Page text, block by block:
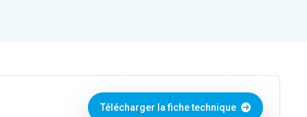
Télécharger la fiche technique